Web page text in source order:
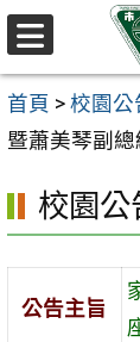
跳至主要內容
首頁 > 校園公
暨蕭美琴副
校園公
公告主旨
選
單